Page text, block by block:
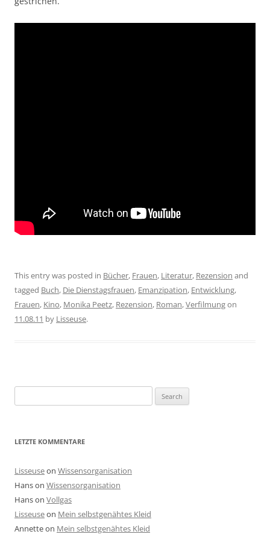
This entry was posted in Bücher, Frauen, Literatur, Rezension and
tagged Buch, Die Dienstagsfrauen, Emanzipation, Entwicklung,
Frauen, Kino, Monika Peetz, Rezension, Roman,Verfilmungon
11.08.11 by Lisseuse.
for:
LETZTE KOMMENTARE
Lisseuseon Wissensorganisation
Hanson Wissensorganisation
Hanson Vollgas
Lisseuseon Mein selbstgenähtes Kleid
Annetteon Mein selbstgenähtes Kleid